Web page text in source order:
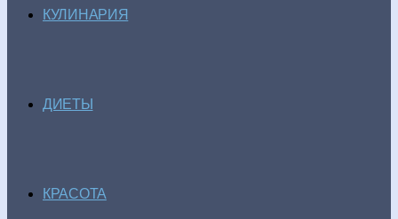
КУЛИНАРИЯ
ДИЕТЫ
КРАСОТА